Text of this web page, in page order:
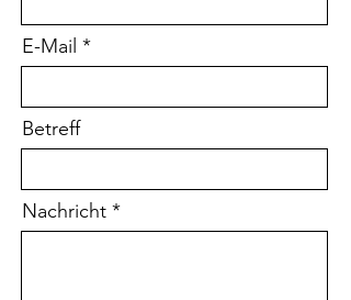
E-Mail
Betreff
Nachricht